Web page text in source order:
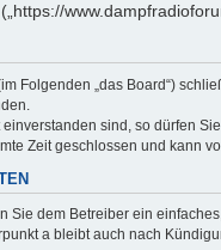
Folgenden „das Board“)
sind, so dürfen
Zeit geschlossen und kann
Sie dem Betreiber ein
a bleibt auch nach